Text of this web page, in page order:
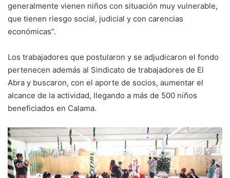
generalmente vienen niños con situación muy vulnerable,
que tienen riesgo social, judicial y con carencias
económicas”.
Los trabajadores que postularon y se adjudicaron el fondo
pertenecen además al Sindicato de trabajadores de El
Abra y buscaron, con el aporte de socios, aumentar el
alcance de la actividad, llegando a más de 500 niños
beneficiados en Calama.